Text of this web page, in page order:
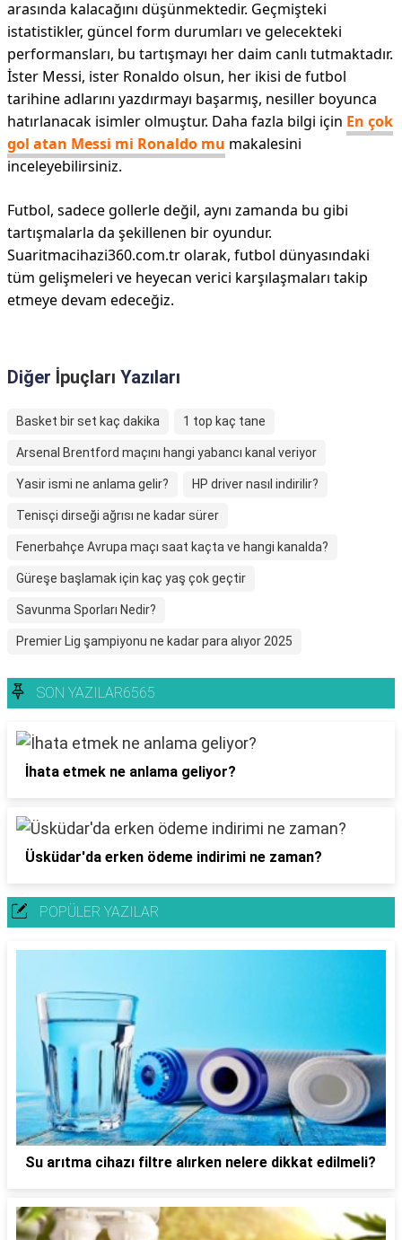
arasında kalacağını düşünmektedir. Geçmişteki
istatistikler, güncel form durumları ve gelecekteki
performansları, bu tartışmayı her daim canlı tutmaktadır.
İster Messi, ister Ronaldo olsun, her ikisi de futbol
tarihine adlarını yazdırmayı başarmış, nesiller boyunca
hatırlanacak isimler olmuştur. Daha fazla bilgi için En çok
gol atan Messi mi Ronaldo mu makalesini
inceleyebilirsiniz.
Futbol, sadece gollerle değil, aynı zamanda bu gibi
tartışmalarla da şekillenen bir oyundur.
Suaritmacihazi360.com.tr olarak, futbol dünyasındaki
tüm gelişmeleri ve heyecan verici karşılaşmaları takip
etmeye devam edeceğiz.
Diğer İpuçları Yazıları
Basket bir set kaç dakika 1 top kaç tane
Arsenal Brentford maçını hangi yabancı kanal veriyor
Yasir ismi ne anlama gelir? HP driver nasıl indirilir?
Tenisçi dirseği ağrısı ne kadar sürer
Fenerbahçe Avrupa maçı saat kaçta ve hangi kanalda?
Güreşe başlamak için kaç yaş çok geçtir
Savunma Sporları Nedir?
Premier Lig şampiyonu ne kadar para alıyor 2025
SON YAZILAR6565
İhata etmek ne anlama geliyor?
Üsküdar'da erken ödeme indirimi ne zaman?
POPÜLER YAZILAR
Su arıtma cihazı filtre alırken nelere dikkat edilmeli?